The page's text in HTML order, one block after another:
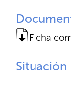
Ficha
Situación